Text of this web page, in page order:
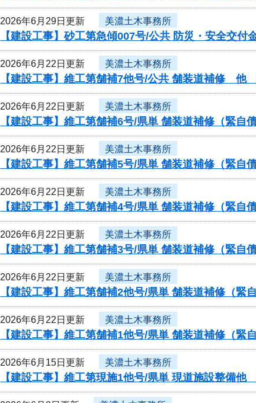
2026年6月29日更新 美濃土木事務所
【建設工事】砂工第急傾007号/公共 防災・安全交
2026年6月22日更新 美濃土木事務所
【建設工事】維工第舗補7他号/公共 舗装道補修 他
2026年6月22日更新 美濃土木事務所
【建設工事】維工第舗補6号/県単 舗装道補修（緊自
2026年6月22日更新 美濃土木事務所
【建設工事】維工第舗補5号/県単 舗装道補修（緊自
2026年6月22日更新 美濃土木事務所
【建設工事】維工第舗補4号/県単 舗装道補修（緊
2026年6月22日更新 美濃土木事務所
【建設工事】維工第舗補3号/県単 舗装道補修（緊
2026年6月22日更新 美濃土木事務所
【建設工事】維工第舗補2他号/県単 舗装道補修（緊
2026年6月22日更新 美濃土木事務所
【建設工事】維工第舗補1他号/県単 舗装道補修（
2026年6月15日更新 美濃土木事務所
【建設工事】維工第現施1他号/県単 現道施設整備